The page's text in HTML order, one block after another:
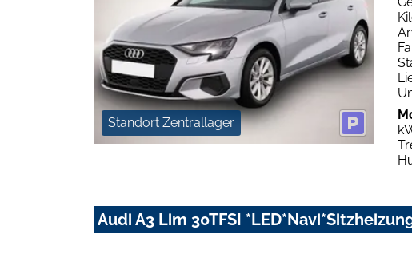
Standort Zentrallager
Audi A3 Lim 30TFSI